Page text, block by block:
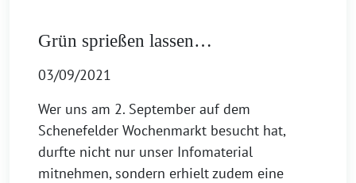
Grün sprießen lassen…
03/09/2021
Wer uns am 2. September auf dem
Schenefelder Wochenmarkt besucht hat,
durfte nicht nur unser Infomaterial
mitnehmen, sondern erhielt zudem eine